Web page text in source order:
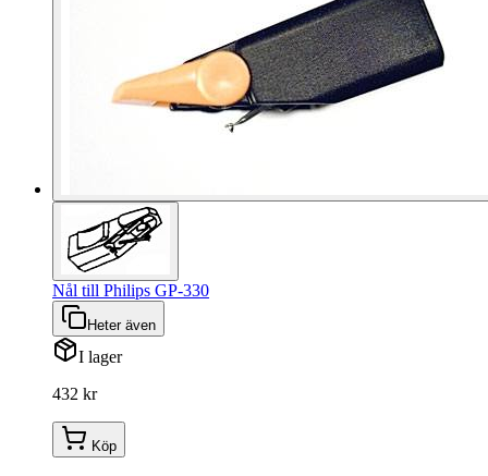
Nål till Philips GP-330
Heter även
I lager
432 kr
Köp